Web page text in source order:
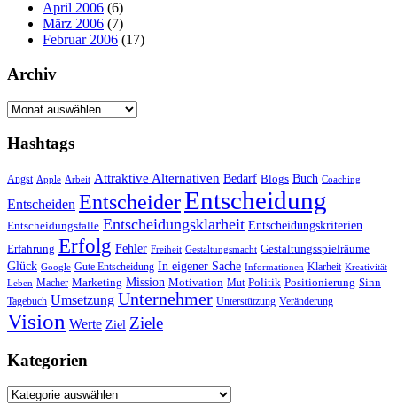
April 2006 (6)
März 2006 (7)
Februar 2006 (17)
Archiv
Archiv
Hashtags
Angst Apple Arbeit Attraktive Alternativen Bedarf Blogs Buch Coaching
Entscheiden EntscheiderEntscheidung
Entscheidungsfalle Entscheidungsklarheit Entscheidungskriterien
Erfahrung Erfolg Fehler Freiheit Gestaltungsmacht Gestaltungsspielräume
Glück Google Gute Entscheidung In eigener Sache Informationen Klarheit Kreativität
Leben Macher Marketing Mission Motivation Mut Politik Positionierung Sinn
Tagebuch Umsetzung Unternehmer Unterstützung Veränderung
Vision Werte Ziel Ziele
Kategorien
Kategorien